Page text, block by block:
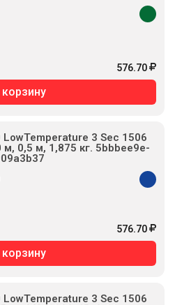
576.70
корзину
3 Sec 1506
0,5 м, 1,875 кг. 5bbbee9e-
576.70
корзину
3 Sec 1506